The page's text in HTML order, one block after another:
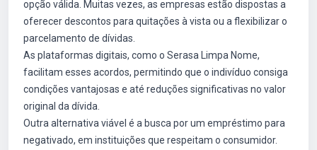
opção válida. Muitas vezes, as empresas estão dispostas a
oferecer descontos para quitações à vista ou a flexibilizar o
parcelamento de dívidas.
As plataformas digitais, como o Serasa Limpa Nome,
facilitam esses acordos, permitindo que o indivíduo consiga
condições vantajosas e até reduções significativas no valor
original da dívida.
Outra alternativa viável é a busca por um empréstimo para
negativado, em instituições que respeitam o consumidor.